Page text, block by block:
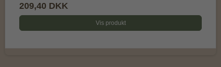
209,40 DKK
Vis produkt